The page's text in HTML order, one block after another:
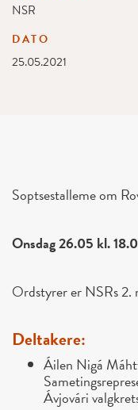
NSR
DATO
25.05.2021
Soptsestalleme om
Onsdag 26.05 kl.
Ordstyrer er NSRs 2.
Deltakere:
Áilen Nigá
Ávjovári